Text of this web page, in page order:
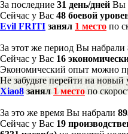
За последние 31 день/дней Вы
Сейчас у Вас 48 боевой
Evil FRITI занял 1 место по
За этот же период Вы набрали
Сейчас у Вас 16
Экономический опыт можно
Не забудьте перейти на
Xiao8 занял 1 место по
За это же время Вы набрали
Сейчас у Вас 19